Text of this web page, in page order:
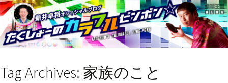
Tag Archives: 家族のこと